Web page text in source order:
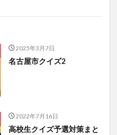
2025年3月7日
名古屋市クイズ2
2022年7月16日
高校生クイズ予選対策まと